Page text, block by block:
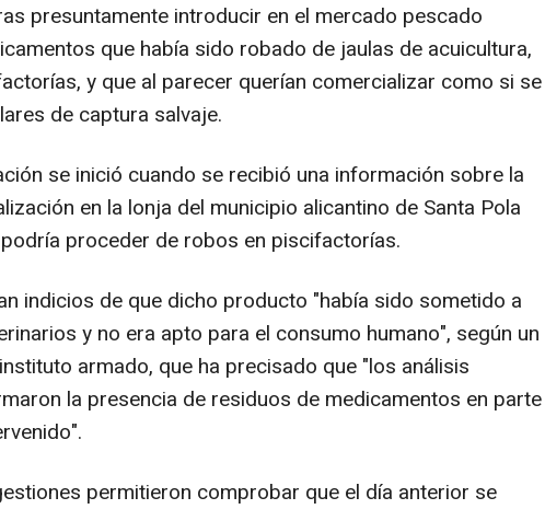
presuntamente introducir en el mercado pescado
que había sido robado de jaulas de acuicultura,
y que al parecer querían comercializar como si se
de captura salvaje.
se inició cuando se recibió una información sobre la
en la lonja del municipio alicantino de Santa Pola
proceder de robos en piscifactorías.
indicios de que dicho producto "había sido sometido a
y no era apto para el consumo humano", según un
armado, que ha precisado que "los análisis
la presencia de residuos de medicamentos en parte
permitieron comprobar que el día anterior se